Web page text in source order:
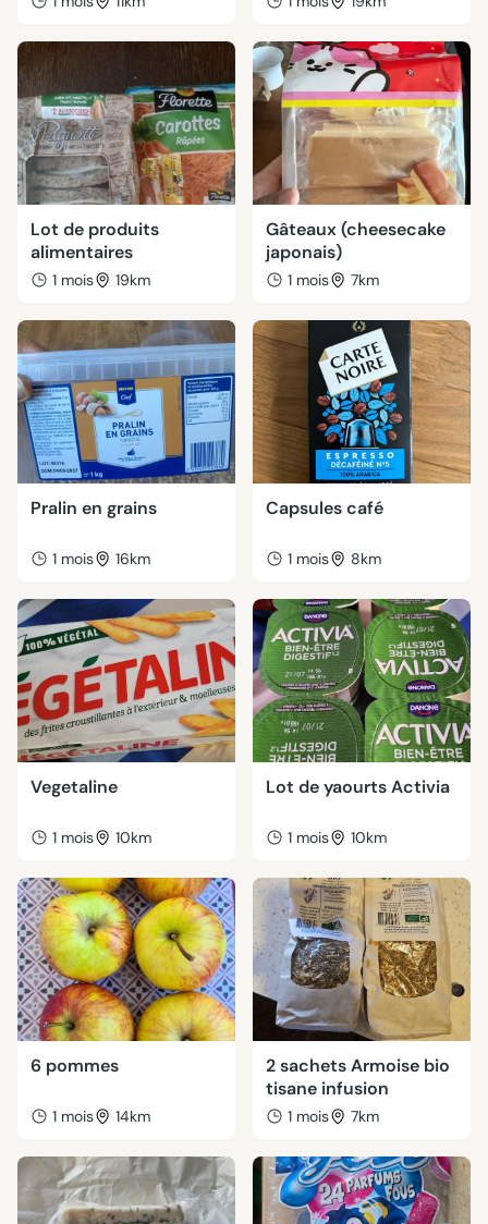
Lot de produits
alimentaires
1 mois 19km
Gâteaux (cheesecake
japonais)
1 mois 7km
Pralin en grains
1 mois 16km
Capsules café
1 mois 8km
Vegetaline
1 mois 10km
Lot de yaourts Activia
1 mois 10km
6 pommes
1 mois 14km
2 sachets Armoise bio
tisane infusion
1 mois 7km